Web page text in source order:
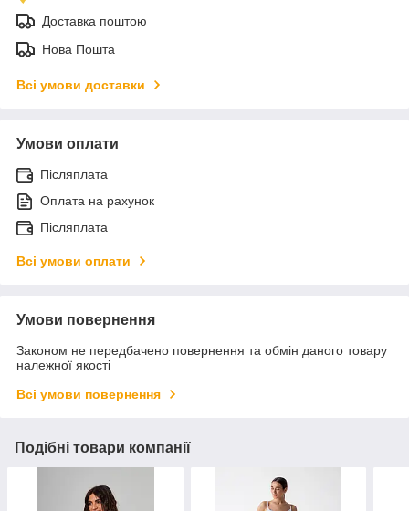
Доставка поштою
Нова Пошта
Всі умови доставки
Умови оплати
Післяплата
Оплата на рахунок
Післяплата
Всі умови оплати
Умови повернення
Законом не передбачено повернення та обмін даного товару
належної якості
Всі умови повернення
Подібні товари компанії